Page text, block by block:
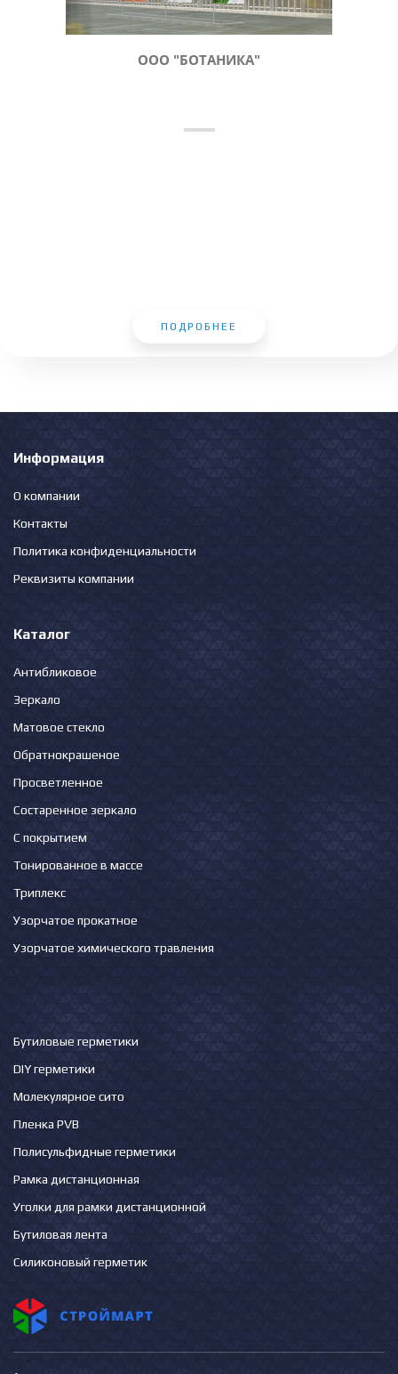
ООО "БОТАНИКА"
ПОДРОБНЕЕ
Информация
О компании
Контакты
Политика конфиденциальности
Реквизиты компании
Каталог
Антибликовое
Зеркало
Матовое стекло
Обратнокрашеное
Просветленное
Состаренное зеркало
С покрытием
Тонированное в массе
Триплекс
Узорчатое прокатное
Узорчатое химического травления
Бутиловые герметики
DIY герметики
Молекулярное сито
Пленка PVB
Полисульфидные герметики
Рамка дистанционная
Уголки для рамки дистанционной
Бутиловая лента
Силиконовый герметик